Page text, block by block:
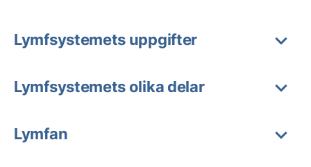
Lymfsystemets uppgifter
Lymfsystemets olika delar
Lymfan